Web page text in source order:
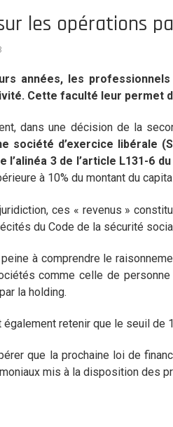
les opérations
années, les
Cette faculté leur permet
dans une décision de la
société d’exercice libérale
l’alinéa 3 de l’article L131-6
à 10% du montant du
ces « revenus »
du Code de la sécurité
peine à comprendre le
comme celle de
la holding.
également retenir que le seuil de
que la prochaine loi de
mis à la disposition des